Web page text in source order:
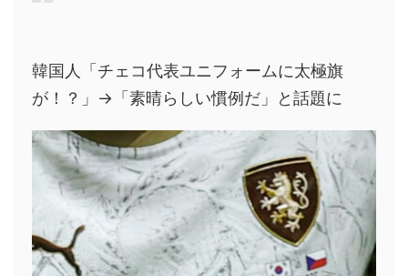
韓国人「チェコ代表ユニフォームに太極旗
が！？」→「素晴らしい慣例だ」と話題に